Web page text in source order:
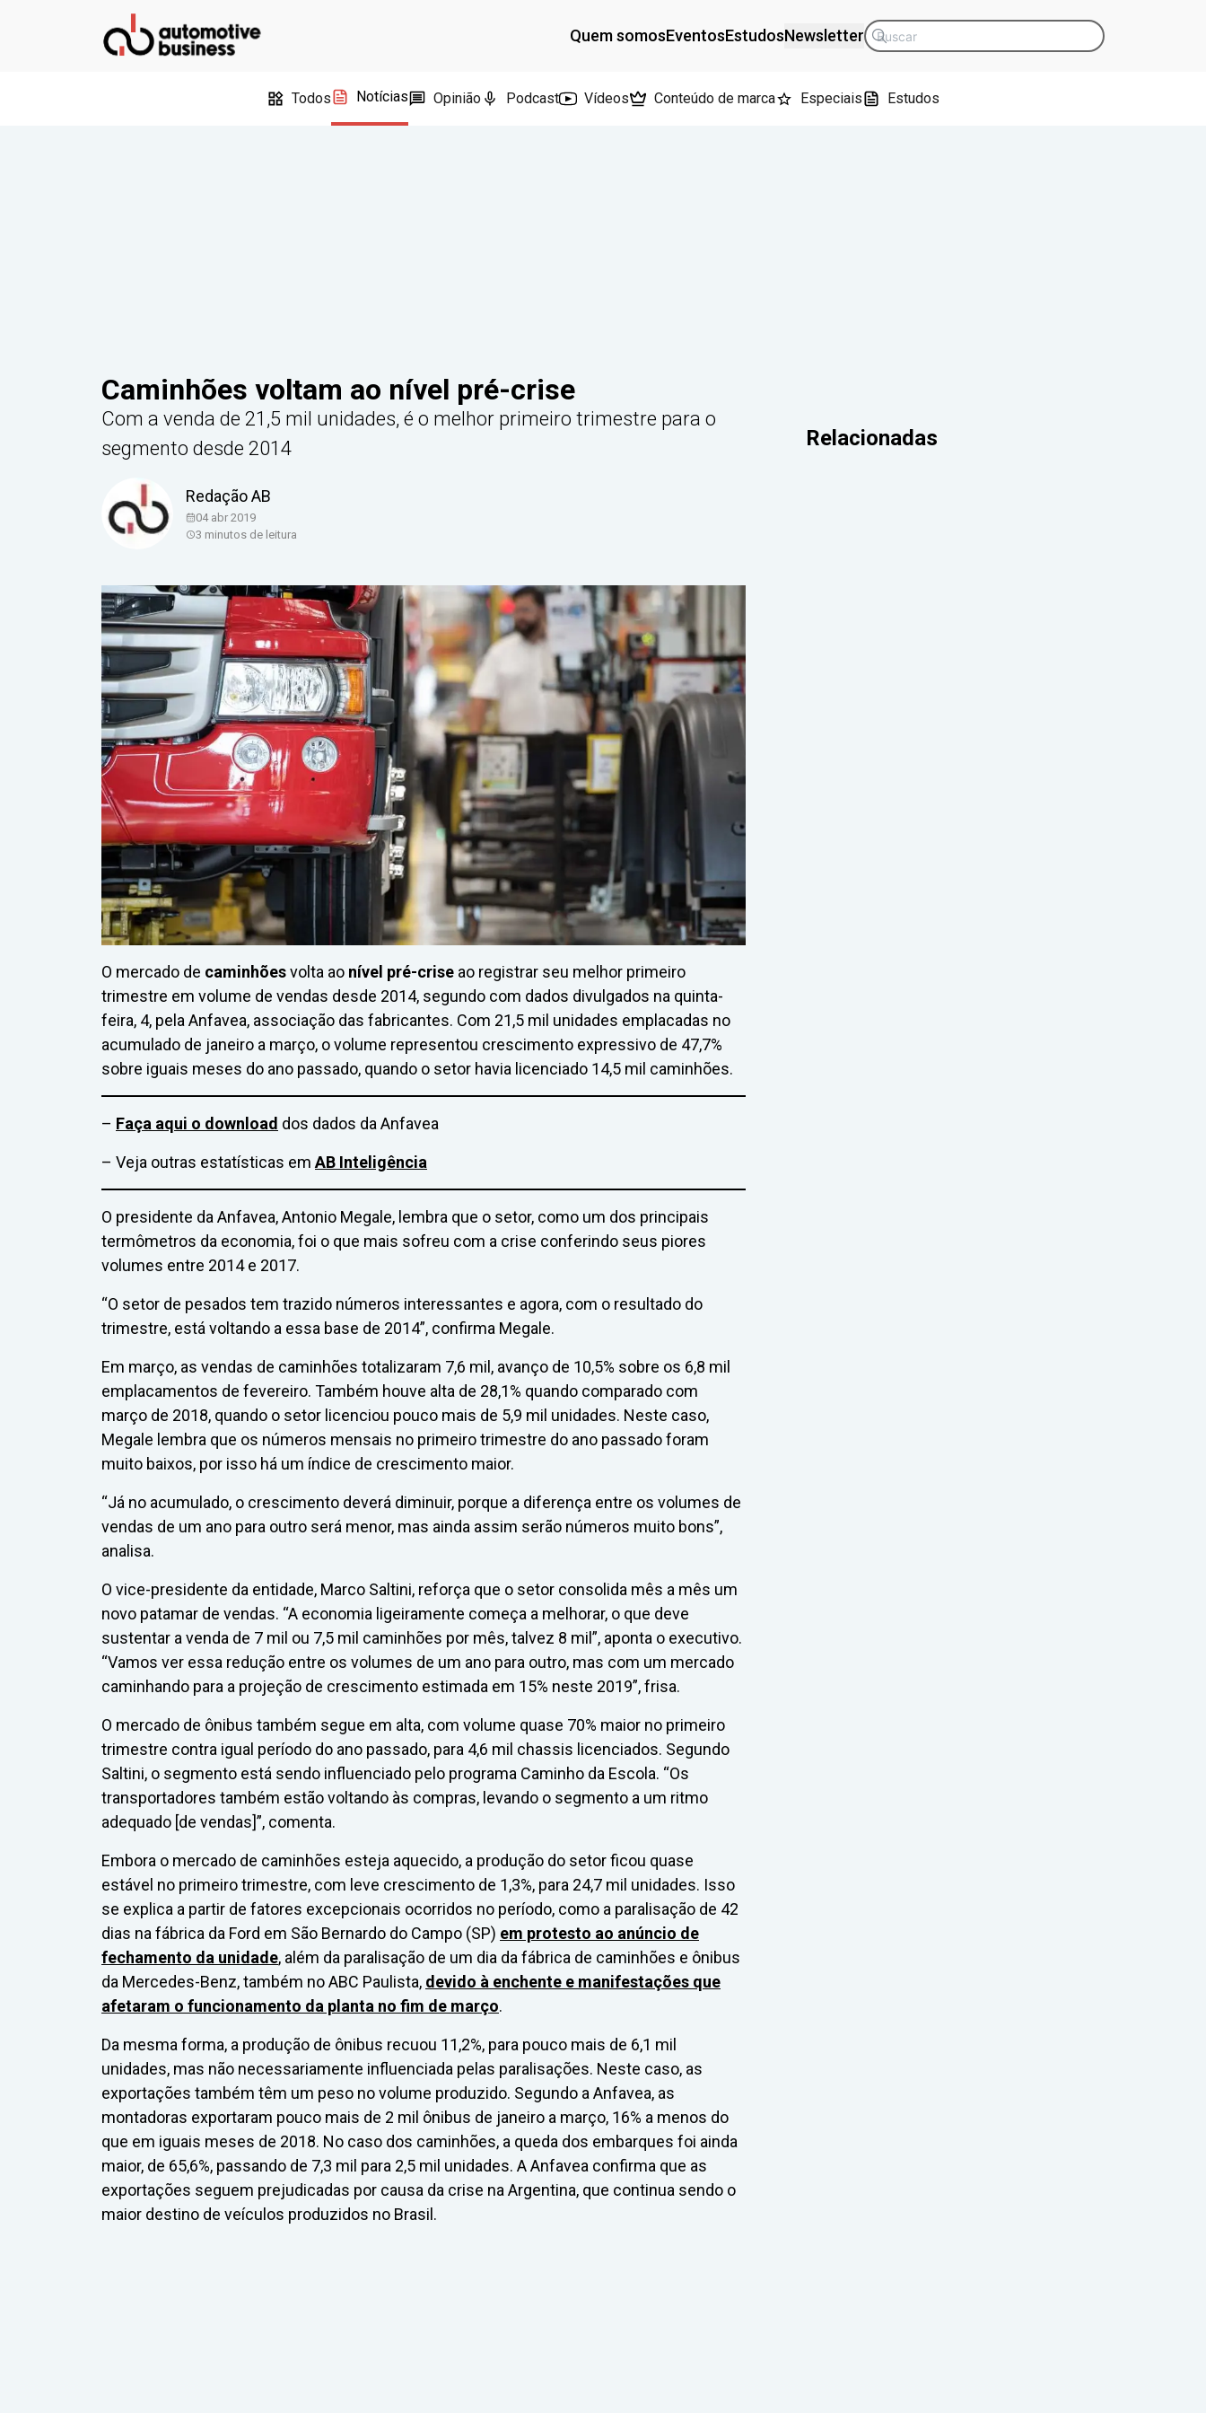
Quem somosEventosEstudosNewsletter
Todos Notícias Opinião Podcast Vídeos Conteúdo de marca Especiais Estudos
Caminhões voltam ao nível pré-crise
Com a venda de 21,5 mil unidades, é o melhor primeiro trimestre para o
segmento desde 2014
Redação AB
04 abr 2019
3 minutos de leitura
O mercado de caminhõesvolta ao nível pré-crise ao registrar seu melhor primeiro
trimestre em volume de vendas desde 2014, segundo com dados divulgados na quinta-
feira, 4, pela Anfavea, associação das fabricantes. Com 21,5 mil unidades emplacadas no
acumulado de janeiro a março, o volume representou crescimento expressivo de 47,7%
sobre iguais meses do ano passado, quando o setor havia licenciado 14,5 mil caminhões.
– Faça aqui o download dos dados da Anfavea
– Veja outras estatísticas em AB Inteligência
O presidente da Anfavea, Antonio Megale, lembra que o setor, como um dos principais
termômetros da economia, foi o que mais sofreu com a crise conferindo seus piores
volumes entre 2014 e 2017.
“O setor de pesados tem trazido números interessantes e agora, com o resultado do
trimestre, está voltando a essa base de 2014”, confirma Megale.
Em março, as vendas de caminhões totalizaram 7,6 mil, avanço de 10,5% sobre os 6,8 mil
emplacamentos de fevereiro. Também houve alta de 28,1% quando comparado com
março de 2018, quando o setor licenciou pouco mais de 5,9 mil unidades. Neste caso,
Megale lembra que os números mensais no primeiro trimestre do ano passado foram
muito baixos, por isso há um índice de crescimento maior.
“Já no acumulado, o crescimento deverá diminuir, porque a diferença entre os volumes de
vendas de um ano para outro será menor, mas ainda assim serão números muito bons”,
analisa.
O vice-presidente da entidade, Marco Saltini, reforça que o setor consolida mês a mês um
novo patamar de vendas. “A economia ligeiramente começa a melhorar, o que deve
sustentar a venda de 7 mil ou 7,5 mil caminhões por mês, talvez 8 mil”, aponta o executivo.
“Vamos ver essa redução entre os volumes de um ano para outro, mas com um mercado
caminhando para a projeção de crescimento estimada em 15% neste 2019”, frisa.
O mercado de ônibus também segue em alta, com volume quase 70% maior no primeiro
trimestre contra igual período do ano passado, para 4,6 mil chassis licenciados. Segundo
Saltini, o segmento está sendo influenciado pelo programa Caminho da Escola. “Os
transportadores também estão voltando às compras, levando o segmento a um ritmo
adequado [de vendas]”, comenta.
Embora o mercado de caminhões esteja aquecido, a produção do setor ficou quase
estável no primeiro trimestre, com leve crescimento de 1,3%, para 24,7 mil unidades. Isso
se explica a partir de fatores excepcionais ocorridos no período, como a paralisação de 42
dias na fábrica da Ford em São Bernardo do Campo (SP) em protesto ao anúncio de
fechamento da unidade, além da paralisação de um dia da fábrica de caminhões e ônibus
da Mercedes-Benz, também no ABC Paulista, devido à enchente e manifestações que
afetaram o funcionamento da planta no fim de março.
Da mesma forma, a produção de ônibus recuou 11,2%, para pouco mais de 6,1 mil
unidades, mas não necessariamente influenciada pelas paralisações. Neste caso, as
exportações também têm um peso no volume produzido. Segundo a Anfavea, as
montadoras exportaram pouco mais de 2 mil ônibus de janeiro a março, 16% a menos do
que em iguais meses de 2018. No caso dos caminhões, a queda dos embarques foi ainda
maior, de 65,6%, passando de 7,3 mil para 2,5 mil unidades. A Anfavea confirma que as
exportações seguem prejudicadas por causa da crise na Argentina, que continua sendo o
maior destino de veículos produzidos no Brasil.
Relacionadas